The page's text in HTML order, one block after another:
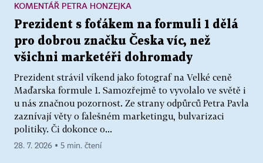
Prezident s foťákem na formuli 1 dělá
pro dobrou značku Česka víc, než
všichni marketéři dohromady
Prezident strávil víkend jako fotograf na Velké ceně
Maďarska formule 1. Samozřejmě to vyvolalo ve světě i
u nás značnou pozornost. Ze strany odpůrců Petra Pavla
zaznívají věty o falešném marketingu, bulvarizaci
politiky. Či dokonce o...
KOMENTÁŘ PETRA HONZEJKA
28. 7. 2026 ▪ 5 min. čtení